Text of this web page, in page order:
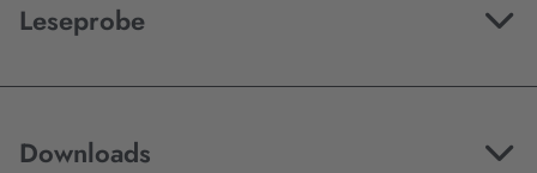
Leseprobe
Downloads